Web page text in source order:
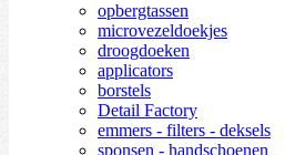
opbergtassen
microvezeldoekjes
droogdoeken
applicators
borstels
Detail Factory
emmers - filters - deksels
sponsen - handschoenen